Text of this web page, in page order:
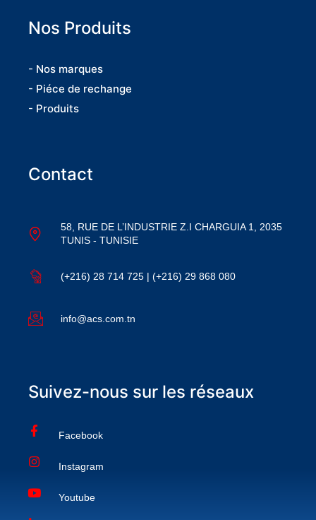
Nos Produits
- Nos marques
- Piéce de rechange
- Produits
Contact
58, RUE DE L’INDUSTRIE Z.I CHARGUIA 1, 2035
TUNIS - TUNISIE
(+216) 28 714 725 | (+216) 29 868 080
info@acs.com.tn
Suivez-nous sur les réseaux
Facebook
Instagram
Youtube